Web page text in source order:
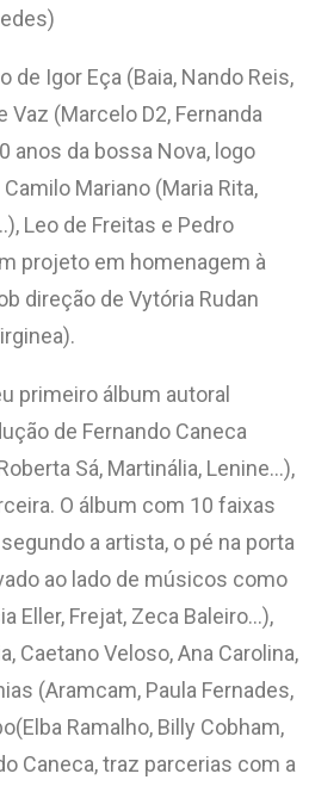
de Igor Eça (Baia, Nando Reis,
Vaz (Marcelo D2, Fernanda
anos da bossa Nova, logo
Mariano (Maria Rita,
Leo de Freitas e Pedro
projeto em homenagem à
direção de Vytória Rudan
primeiro álbum autoral
de Fernando Caneca
Sá, Martinália, Lenine…),
O álbum com 10 faixas
a artista, o pé na porta
ao lado de músicos como
Eller, Frejat, Zeca Baleiro…),
Caetano Veloso, Ana Carolina,
(Aramcam, Paula Fernades,
Ramalho, Billy Cobham,
Caneca, traz parcerias com a